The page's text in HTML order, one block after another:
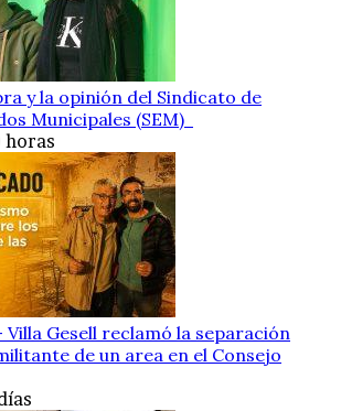
y la opinión del Sindicato de
Municipales (SEM)
horas
Villa Gesell reclamó la separación
de un area en el Consejo